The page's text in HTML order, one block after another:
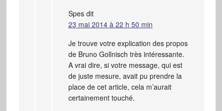
Spes dit
23 mai 2014 à 22 h 50 min
Je trouve votre explication des propos
de Bruno Gollnisch très intéressante.
A vrai dire, si votre message, qui est
de juste mesure, avait pu prendre la
place de cet article, cela m’aurait
certainement touché.